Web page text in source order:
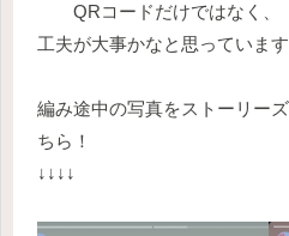
QRコードだけではなく、
工夫が大事かなと思っています
編み途中の写真をストーリー
ちら！
↓↓↓↓